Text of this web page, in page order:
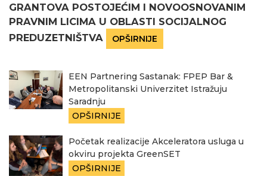
GRANTOVA POSTOJEĆIM I NOVOOSNOVANIM
PRAVNIM LICIMA U OBLASTI SOCIJALNOG
PREDUZETNIŠTVA
OPŠIRNIJE
EEN Partnering Sastanak: FPEP Bar &
Metropolitanski Univerzitet Istražuju
Saradnju
OPŠIRNIJE
Početak realizacije Akceleratora usluga u
okviru projekta GreenSET
OPŠIRNIJE